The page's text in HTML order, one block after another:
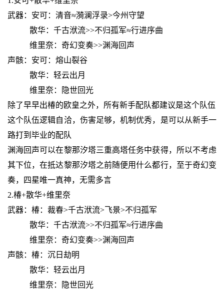
武器：安可：清音≈漪澜浮录>今州守望
散华：千古洑流>>不归孤军≈行进序曲
维里奈：奇幻变奏>>渊海回声
声骸：安可：熔山裂谷
散华：轻云出月
维里奈：隐世回光
除了早早出椿的欧皇之外，所有新手配队都建议是这个队伍
这个队伍逻辑自洽，伤害足够，机制优秀，是可以从新手一
路打到毕业的配队
渊海回声可以在黎那汐塔三重高塔任务中获得，所以不考虑
其下位，在抵达黎那汐塔之前随便用什么都行，至于奇幻变
奏，四星唯一真神，无需多言
2.椿+散华+维里奈
武器：椿：裁春>千古洑流>飞景>不归孤军
散华：千古洑流>>不归孤军≈行进序曲
维里奈：奇幻变奏>>渊海回声
声骸：椿：沉日劫明
散华：轻云出月
维里奈：隐世回光